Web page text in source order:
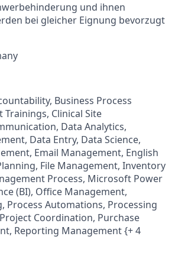
und ihnen
bei gleicher Eignung bevorzugt
Business Process
Clinical Site
Data Analytics,
Data Entry, Data Science,
Email Management, English
File Management, Inventory
Process, Microsoft Power
(BI), Office Management,
Process Automations, Processing
Coordination, Purchase
Reporting Management {+ 4